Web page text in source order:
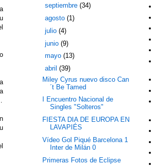
septiembre (34)
agosto (1)
julio (4)
junio (9)
mayo (13)
abril (39)
Miley Cyrus nuevo disco Can
´t Be Tamed
I Encuentro Nacional de
Singles "Solteros"
FIESTA DIA DE EUROPA EN
LAVAPIÉS
Vídeo Gol Piqué Barcelona 1
Inter de Milán 0
Primeras Fotos de Eclipse